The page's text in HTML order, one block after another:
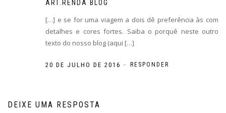
ART.RENDA BLOG
[…] e se for uma viagem a dois dê preferência às com
detalhes e cores fortes. Saiba o porquê neste outro
texto do nosso blog (aqui […]
20 DE JULHO DE 2016 - RESPONDER
DEIXE UMA RESPOSTA